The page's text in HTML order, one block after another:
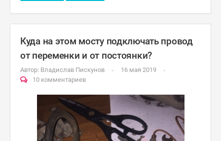
Куда на этом мосту подключать провод
от переменки и от постоянки?
Автор: Владислав Пискунов
16 мая 2019
10 комментариев